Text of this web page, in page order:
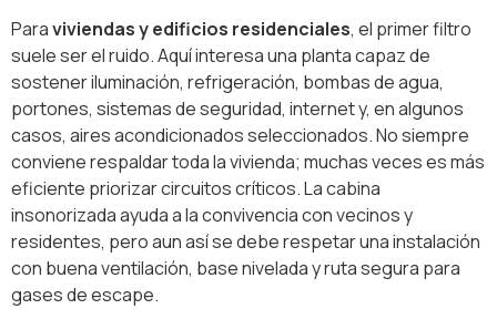
Paraviviendas y edificios residenciales, el primer filtro
suele ser el ruido. Aquí interesa una planta capaz de
sostener iluminación, refrigeración, bombas de agua,
portones, sistemas de seguridad, internet y, en algunos
casos, aires acondicionados seleccionados. No siempre
conviene respaldar toda la vivienda; muchas veces es más
eficiente priorizar circuitos críticos. La cabina
insonorizada ayuda a la convivencia con vecinos y
residentes, pero aun así se debe respetar una instalación
con buena ventilación, base nivelada y ruta segura para
gases de escape.